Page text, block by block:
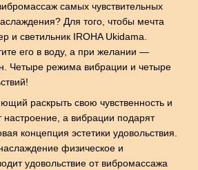
самых чувствительных
Для того, чтобы мечта
и светильник IROHA Ukidama.
его в воду, а при желании —
Четыре режима вибрации и четыре
раскрыть свою чувственность и
настроение, а вибрации подарят
концепция эстетики удовольствия.
физическое и
удовольствие от вибромассажа